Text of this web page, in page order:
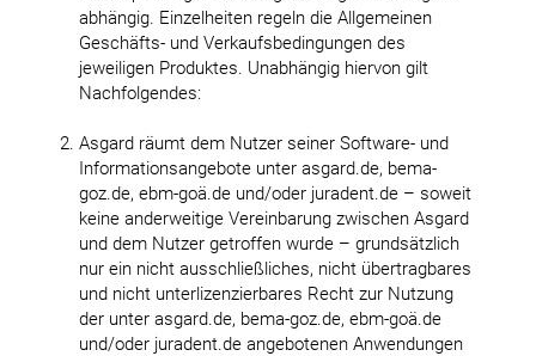
abhängig. Einzelheiten regeln die Allgemeinen
Geschäfts- und Verkaufsbedingungen des
jeweiligen Produktes. Unabhängig hiervon gilt
Nachfolgendes:
Asgard räumt dem Nutzer seiner Software- und
Informationsangebote unter asgard.de, bema-
goz.de, ebm-goä.de und/oder juradent.de – soweit
keine anderweitige Vereinbarung zwischen Asgard
und dem Nutzer getroffen wurde – grundsätzlich
nur ein nicht ausschließliches, nicht übertragbares
und nicht unterlizenzierbares Recht zur Nutzung
der unter asgard.de, bema-goz.de, ebm-goä.de
und/oder juradent.de angebotenen Anwendungen